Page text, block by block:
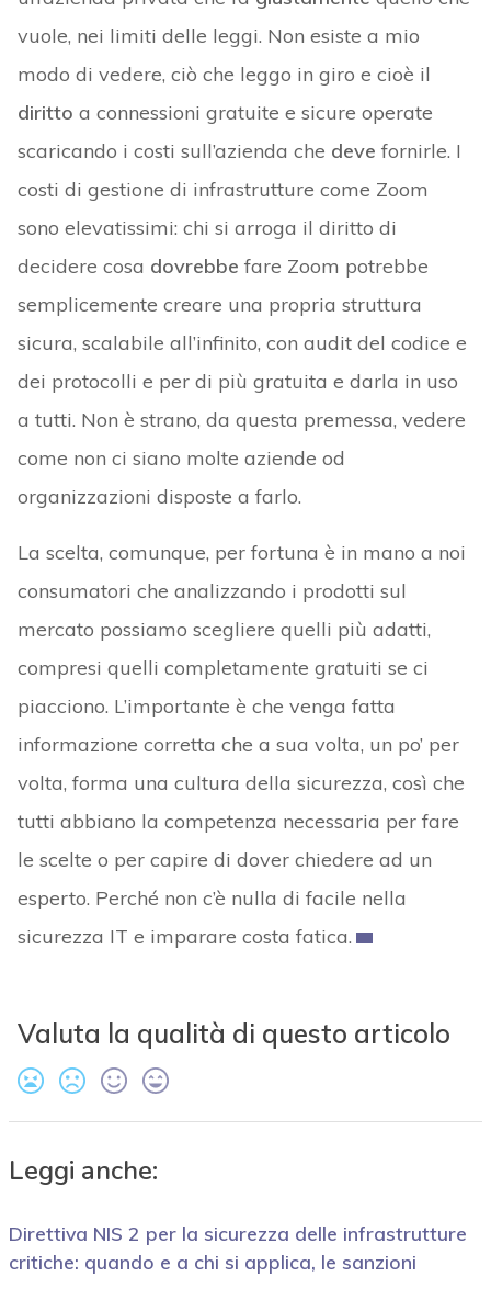
vuole, nei limiti delle leggi. Non esiste a mio
modo di vedere, ciò che leggo in giro e cioè il
diritto a connessioni gratuite e sicure operate
scaricando i costi sull’azienda che deve fornirle. I
costi di gestione di infrastrutture come Zoom
sono elevatissimi: chi si arroga il diritto di
decidere cosa dovrebbe fare Zoom potrebbe
semplicemente creare una propria struttura
sicura, scalabile all’infinito, con audit del codice e
dei protocolli e per di più gratuita e darla in uso
a tutti. Non è strano, da questa premessa, vedere
come non ci siano molte aziende od
organizzazioni disposte a farlo.
La scelta, comunque, per fortuna è in mano a noi
consumatori che analizzando i prodotti sul
mercato possiamo scegliere quelli più adatti,
compresi quelli completamente gratuiti se ci
piacciono. L’importante è che venga fatta
informazione corretta che a sua volta, un po’ per
volta, forma una cultura della sicurezza, così che
tutti abbiano la competenza necessaria per fare
le scelte o per capire di dover chiedere ad un
esperto. Perché non c’è nulla di facile nella
sicurezza IT e imparare costa fatica.
Valuta la qualità di questo articolo
Leggi anche:
Direttiva NIS 2 per la sicurezza delle infrastrutture
critiche: quando e a chi si applica, le sanzioni